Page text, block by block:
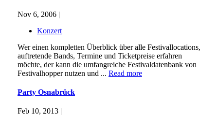
Nov 6, 2006 |
Konzert
Wer einen kompletten Überblick über alle Festivallocations,
auftretende Bands, Termine und Ticketpreise erfahren
möchte, der kann die umfangreiche Festivaldatenbank von
Festivalhopper nutzen und ... Read more
Party Osnabrück
Feb 10, 2013 |